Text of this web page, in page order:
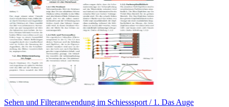
Sehen und Filteranwendung im Schiesssport / 1. Das Auge